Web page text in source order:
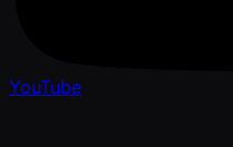
YouTube